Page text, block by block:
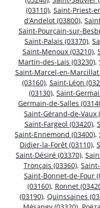
(03110), Saint-Priest-
d’Andelot (03800),
Saint-Pourçain-sur-
Saint-Palais (03370),
Saint-Menoux (03210),
Martin-des-Lais (03230),
Saint-Marcel-en-Marcillat
(03160), Saint-Léon
(03130), Saint-
Germain-de-Salles
Saint-Gérand-de-Vaux
Saint-Fargeol (03420),
Saint-Ennemond (03400),
Didier-la-Forêt (03110),
Saint-Désiré (03370),
Tronçais (03360),
Saint-Bonnet-de-Four
(03160), Ronnet
(03190), Quinssaines